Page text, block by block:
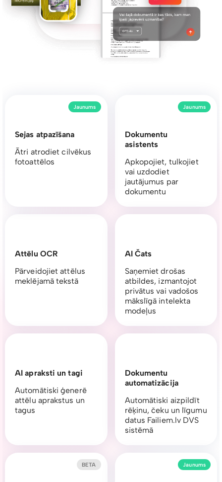
Dokumentu
asistents
Apkopojiet, tulkojiet
vai uzdodiet
jautājumus par
dokumentu
Jaunums
Attēlu OCR
Pārveidojiet attēlus
meklējamā tekstā
AI Čats
Saņemiet drošas
atbildes, izmantojot
privātus vai vadošos
mākslīgā intelekta
modeļus
AI apraksti un tagi
Automātiski ģenerē
attēlu aprakstus un
tagus
Dokumentu
automatizācija
Automātiski aizpildīt
rēķinu, čeku un līgumu
datus Failiem.lv DVS
sistēmā
BETA
Sejas atpazīšana
Ātri atrodiet cilvēkus
fotoattēlos
Jaunums
Jaunums